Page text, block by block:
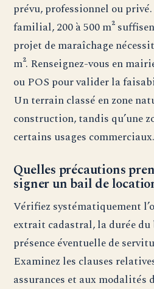
prévu, professionnel ou
familial, 200 à 500 m²
projet de maraîchage
m². Renseignez-vous en
ou POS pour valider la
Un terrain classé en zone
construction, tandis qu’une
certains usages commerciaux.
Quelles précautions
signer un bail de
Vérifiez systématiquement
extrait cadastral, la durée
présence éventuelle de
Examinez les clauses
assurances et aux